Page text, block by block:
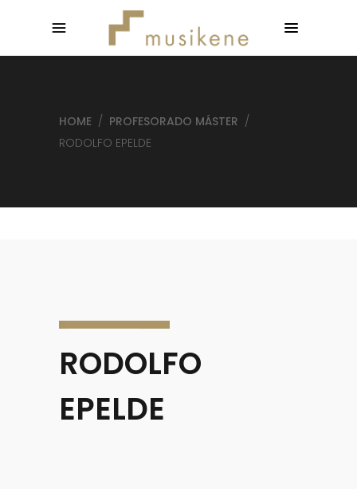
HOME / PROFESORADO MÁSTER /
RODOLFO EPELDE
RODOLFO
EPELDE